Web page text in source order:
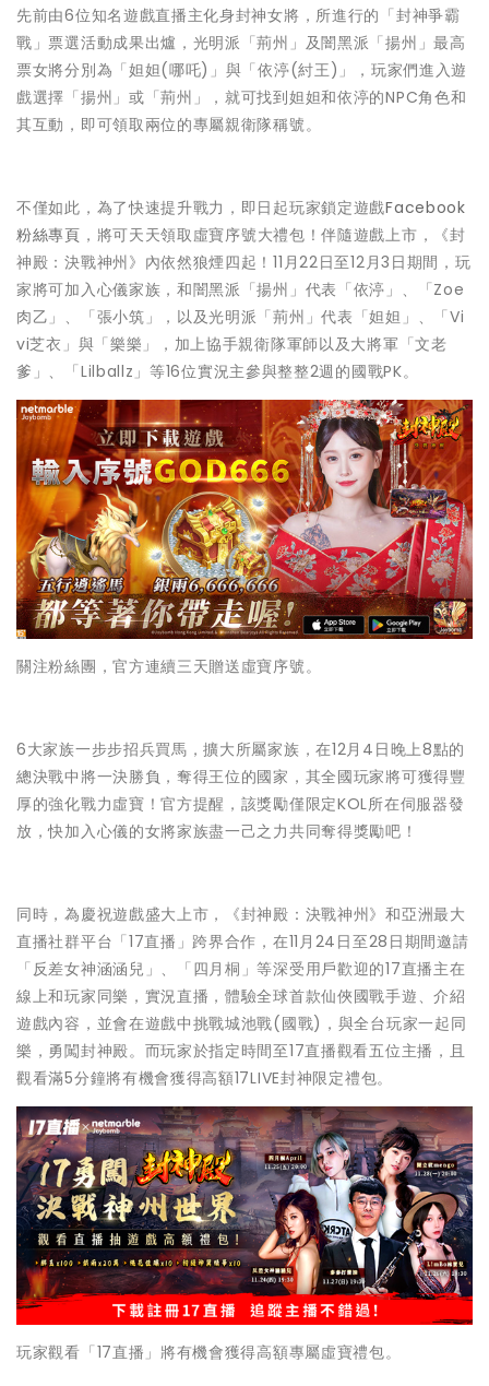
先前由6位知名遊戲直播主化身封神女將，所進行的「封神爭霸
戰」票選活動成果出爐，光明派「荊州」及闇黑派「揚州」最高
票女將分別為「妲妲(哪吒)」與「依渟(紂王)」，玩家們進入遊
戲選擇「揚州」或「荊州」，就可找到妲妲和依渟的NPC角色和
其互動，即可領取兩位的專屬親衛隊稱號。
不僅如此，為了快速提升戰力，即日起玩家鎖定遊戲Facebook
粉絲專頁 ，將可天天領取虛寶序號大禮包！伴隨遊戲上市，《封
神殿：決戰神州》內依然狼煙四起！11月22日至12月3日期間，玩
家將可加入心儀家族，和闇黑派「揚州」代表「依渟」、「Zoe
肉乙」、「張小筑」，以及光明派「荊州」代表「妲妲」、「Vi
vi芝衣」與「樂樂」，加上協手親衛隊軍師以及大將軍「文老
爹」、「Lilballz」等16位實況主參與整整2週的國戰PK。
關注粉絲團，官方連續三天贈送虛寶序號。
6大家族一步步招兵買馬，擴大所屬家族，在12月4日晚上8點的
總決戰中將一決勝負，奪得王位的國家，其全國玩家將可獲得豐
厚的強化戰力虛寶！官方提醒，該獎勵僅限定KOL所在伺服器發
放，快加入心儀的女將家族盡一己之力共同奪得獎勵吧！
同時，為慶祝遊戲盛大上市，《封神殿：決戰神州》和亞洲最大
直播社群平台「17直播」跨界合作，在11月24日至28日期間邀請
「反差女神涵涵兒」、「四月桐」等深受用戶歡迎的17直播主在
線上和玩家同樂，實況直播，體驗全球首款仙俠國戰手遊、介紹
遊戲內容，並會在遊戲中挑戰城池戰(國戰)，與全台玩家一起同
樂，勇闖封神殿。而玩家於指定時間至17直播觀看五位主播，且
觀看滿5分鐘將有機會獲得高額17LIVE封神限定禮包。
玩家觀看「17直播」將有機會獲得高額專屬虛寶禮包。